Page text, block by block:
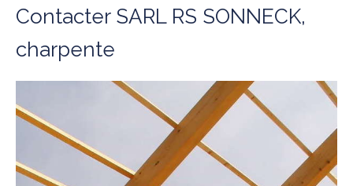
Contacter SARL RS SONNECK,
charpente